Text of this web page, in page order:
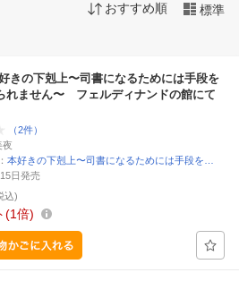
おすすめ順 標準
きの下剋上〜司書になるためには手段を
れません〜 フェルディナンドの館にて
（2件）
夜
本好きの下剋上〜司書になるためには手段を…
日発売
込)
1倍